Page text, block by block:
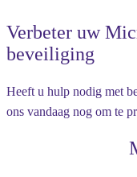
Verbeter uw
beveiliging
Heeft u hulp nodig met
ons vandaag nog om te